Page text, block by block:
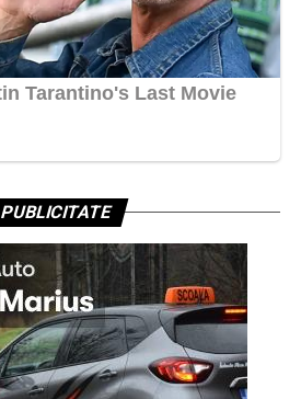
PUBLICITATE